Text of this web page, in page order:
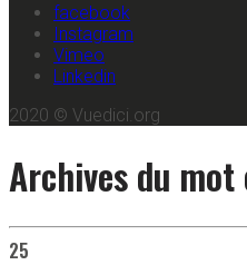
facebook
Instagram
Vimeo
Linkedin
2020 © Vuedici.org
Archives du
25